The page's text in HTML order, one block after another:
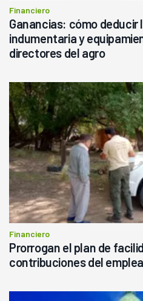
Financiero
Ganancias: cómo deducir
indumentaria y
directores del agro
Financiero
Prorrogan el plan de
contribuciones del